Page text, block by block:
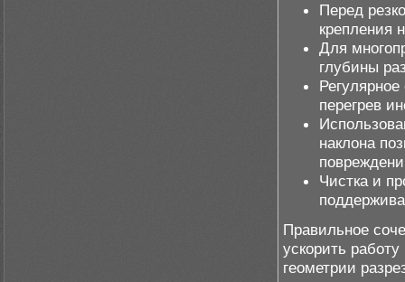
Перед
крепления
Для
глубины
перегрев
наклона
Чистка и
Правильное
ускорить
геометрии